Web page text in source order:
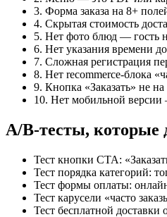
3. Форма заказа на 8+
4. Скрытая стоимость
5. Нет фото блюд — гость
6. Нет указания времени
7. Сложная регистрация
8. Нет recommerce-блока
9. Кнопка «Заказать» не
10. Нет мобильной версии
A/B-тесты, которые
Тест кнопки CTA:
Тест порядка категорий:
Тест формы оплаты:
Тест карусели «часто
Тест бесплатной